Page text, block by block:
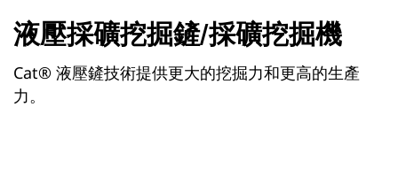
液壓採礦挖掘鏟/採礦挖掘機
Cat® 液壓鏟技術提供更大的挖掘力和更高的生產
力。